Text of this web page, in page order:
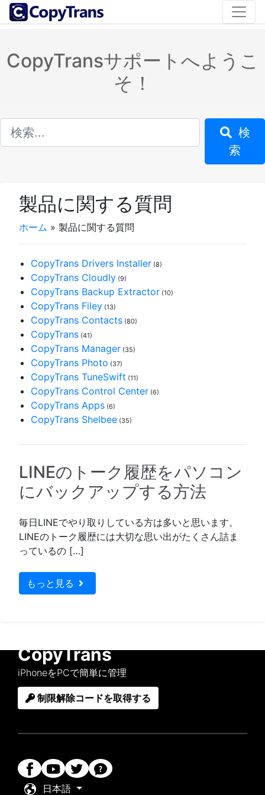
CopyTransサポートへようこ
そ！
検
索
製品に関する質問
ホーム » 製品に関する質問
CopyTrans Drivers Installer (8)
CopyTrans Cloudly (9)
CopyTrans Backup Extractor (10)
CopyTrans Filey (13)
CopyTrans Contacts (80)
CopyTrans (41)
CopyTrans Manager (35)
CopyTrans Photo (37)
CopyTrans TuneSwift (11)
CopyTrans Control Center (6)
CopyTrans Apps (6)
CopyTrans Shelbee (35)
LINEのトーク履歴をパソコン
にバックアップする方法
毎日LINEでやり取りしている方は多いと思います。
LINEのトーク履歴には大切な思い出がたくさん詰ま
っているの […]
もっと見る
CopyTrans
iPhoneをPCで簡単に管理
制限解除コードを取得する
日本語